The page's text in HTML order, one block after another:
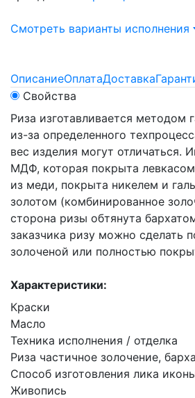
Смотреть варианты исполнения
ОписаниеОплатаДоставка
Свойства
Риза изготавливается методом
из-за определенного
вес изделия могут отличаться.
МДФ, которая покрыта
из меди, покрыта никелем и
золотом (комбинированное
сторона ризы обтянута
заказчика ризу можно сделать
золоченой или полностью
Характеристики:
Краски
Масло
Техника исполнения / отделка
Риза частичное золочение,
Способ изготовления лика
Живопись